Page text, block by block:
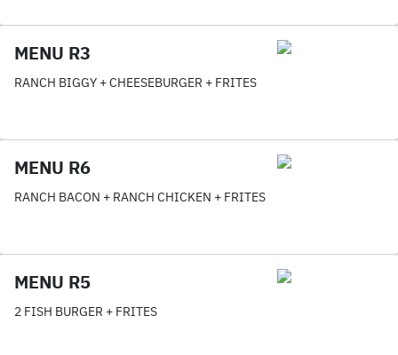
MENU R3
RANCH BIGGY + CHEESEBURGER + FRITES
MENU R6
RANCH BACON + RANCH CHICKEN + FRITES
MENU R5
2 FISH BURGER + FRITES